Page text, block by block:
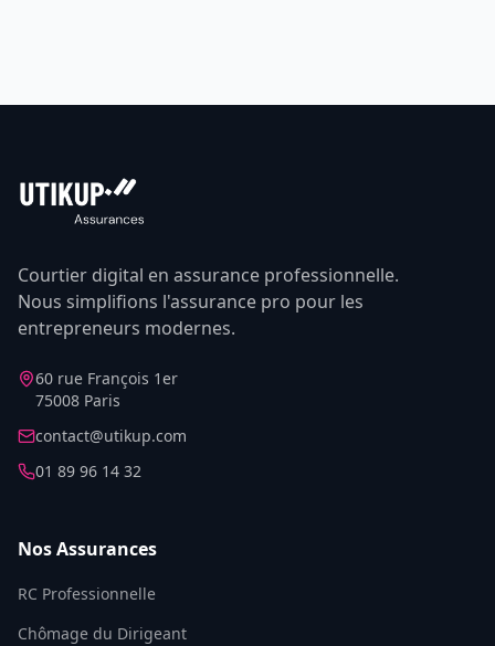
Courtier digital en assurance professionnelle.
Nous simplifions l'assurance pro pour les
entrepreneurs modernes.
60 rue François 1er
75008 Paris
contact@utikup.com
01 89 96 14 32
Nos Assurances
RC Professionnelle
Chômage du Dirigeant